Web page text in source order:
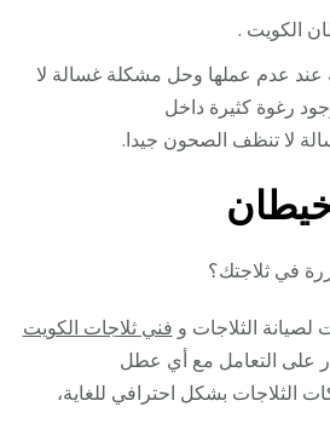
الكويت .
عند عدم عملها وحل مشكلة غسالة لا
رغوة كثيرة داخل
لا تنظف الصحون جيدا.
في ثلاجتك؟
الثلاجات و فني ثلاجات الكويت
على التعامل مع أي عطل
الثلاجات بشكل احترافي للغاية،